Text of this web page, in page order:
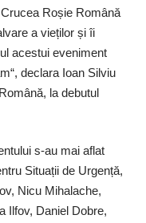
Roșie Română
a vieților și îi
acestui eveniment
declara Ioan Silviu
la debutul
s-au mai aflat
Situații de Urgență,
Nicu Mihalache,
Ilfov, Daniel Dobre,